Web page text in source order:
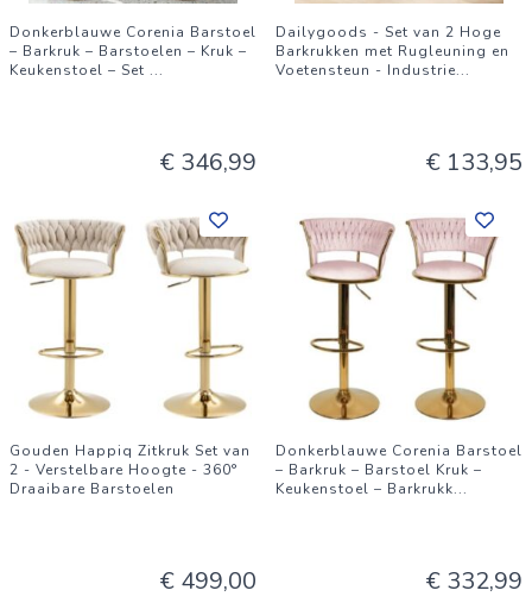
Donkerblauwe Corenia Barstoel
– Barkruk – Barstoelen – Kruk –
Keukenstoel – Set ...
€ 346,99
Dailygoods - Set van 2 Hoge
Barkrukken met Rugleuning en
Voetensteun - Industrie...
€ 133,95
Gouden Happiq Zitkruk Set van
2 - Verstelbare Hoogte - 360°
Draaibare Barstoelen
€ 499,00
Donkerblauwe Corenia Barstoel
– Barkruk – Barstoel Kruk –
Keukenstoel – Barkrukk...
€ 332,99